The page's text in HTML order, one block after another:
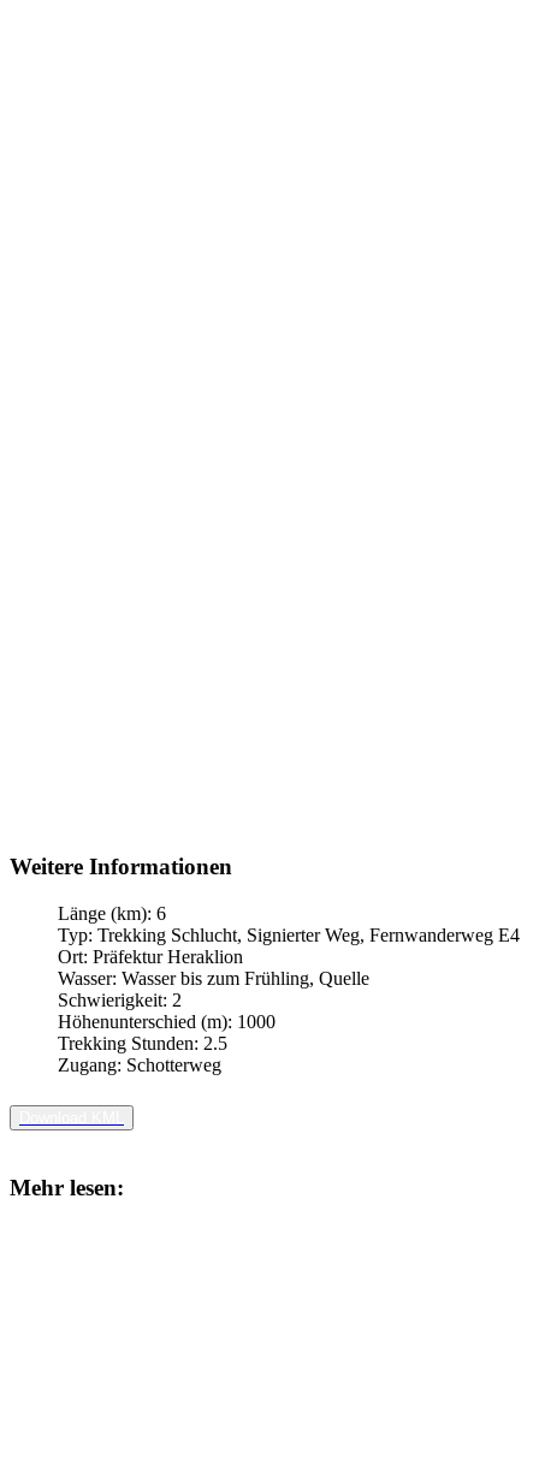
Weitere Informationen
Länge (km): 6
Typ: Trekking Schlucht, Signierter Weg, Fernwanderweg E4
Ort: Präfektur Heraklion
Wasser: Wasser bis zum Frühling, Quelle
Schwierigkeit: 2
Höhenunterschied (m): 1000
Trekking Stunden: 2.5
Zugang: Schotterweg
Mehr lesen: